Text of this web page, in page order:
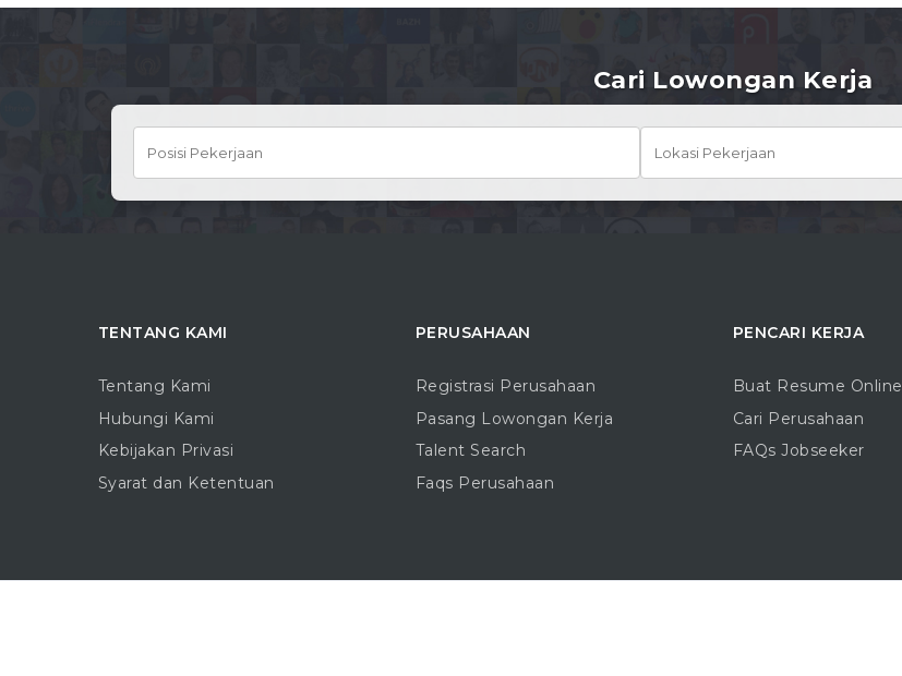
Cari Lowongan Kerja
TENTANG KAMI
Tentang Kami
Hubungi Kami
Kebijakan Privasi
Syarat dan Ketentuan
PERUSAHAAN
Registrasi Perusahaan
Pasang Lowongan Kerja
Talent Search
Faqs Perusahaan
PENCARI KERJA
Buat Resume Online
Cari Perusahaan
FAQs Jobseeker